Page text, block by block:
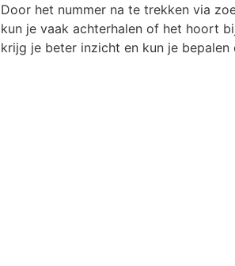
Door het nummer na te trekken via
kun je vaak achterhalen of het hoort
krijg je beter inzicht en kun je